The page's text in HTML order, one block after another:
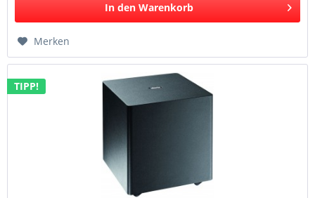
In den Warenkorb
Merken
TIPP!